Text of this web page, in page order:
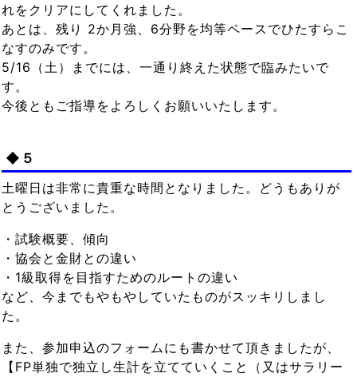
れをクリアにしてくれました。
あとは、残り 2か月強、6分野を均等ペースでひたすらこ
なすのみです。
5/16（土）までには、一通り終えた状態で臨みたいで
す。
今後ともご指導をよろしくお願いいたします。
◆５
土曜日は非常に貴重な時間となりました。どうもありが
とうございました。
・試験概要、傾向
・協会と金財との違い
・1級取得を目指すためのルートの違い
など、今までもやもやしていたものがスッキリしまし
た。
また、参加申込のフォームにも書かせて頂きましたが、
【FP単独で独立し生計を立てていくこと（又はサラリー